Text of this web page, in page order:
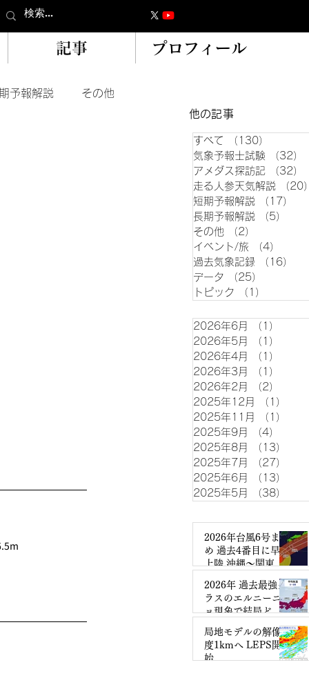
記事 プロフィール
予報解説 その他
​他の記事
すべて （130）
気象予報士試験
（32）
アメダス探訪記
（32）
走る人参天気解説
（20
短期予報解説
（17）
長期予報解説
（5）
その他
（2）
イベント/旅
（4）
過去気象記録
（16）
データ
（25）
トピック
（1）
2026年6月 （1）
2026年5月
（1）
2026年4月
（1）
2026年3月
（1）
2026年2月
（2）
2025年12月
（1）
2025年11月
（1）
2025年9月
（4）
2025年8月
（13）
2025年7月
（27）
2025年6月
（13）
2025年5月
（38）
2026年台風6号まと
め 過去4番目に早い
上陸 沖縄～関東で
2026年 過去最強ク
ラスのエルニーニ
ョ現象で結局どう
局地モデルの解像
度1kmへ LEPS開
始